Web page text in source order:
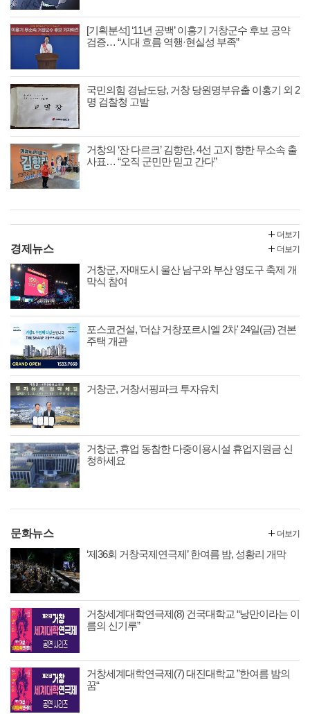
[기획분석] ‘11년 공백’ 이홍기 거창군수 후보 공약
검증… “시대 흐름 역행·현실성 부족”
국민의힘 경남도당, 거창 당원명부유출 이홍기 외 2
명 검찰청 고발
거창의 ‘잔 다르크’ 김향란, 4선 고지 향한 무소속 출
사표… “오직 군민만 믿고 간다”
더보기
경제뉴스
거창군, 자매도시 울산 남구와 부산 영도구 축제 개
막식 참여
포스코건설, '더샵 거창포르시엘 2차' 24일(금) 견본
주택 개관
거창군, 거창서핑파크 투자유치
거창군, 휴업 동참한 다중이용시설 휴업지원금 신
청하세요
더보기
문화뉴스
‘제36회 거창국제연극제’ 한여름 밤, 성황리 개막
거창세계대학연극제(8) 건국대학교 “낭만이라는 이
름의 신기루”
거창세계대학연극제(7) 대진대학교 ”한여름 밤의
꿈“
더보기